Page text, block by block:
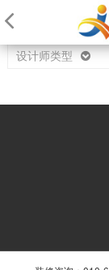
当前位置： 首页 设计师
设计师类型